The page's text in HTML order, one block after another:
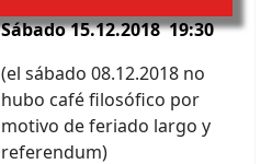
Sábado 15.12.2018 19:30
(el sábado 08.12.2018 no
hubo café filosófico por
motivo de feriado largo y
referendum)